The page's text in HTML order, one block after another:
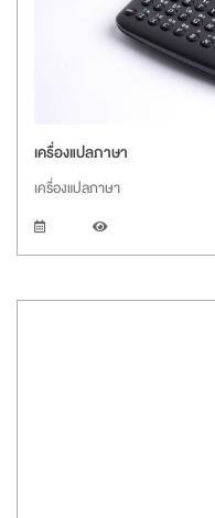
เครื่องแปลภาษา
เครื่องแปลภาษา